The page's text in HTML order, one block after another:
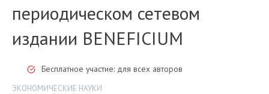
периодическом сетевом
издании BENEFICIUM
Бесплатное участие: для всех авторов
ЭКОНОМИЧЕСКИЕ НАУКИ